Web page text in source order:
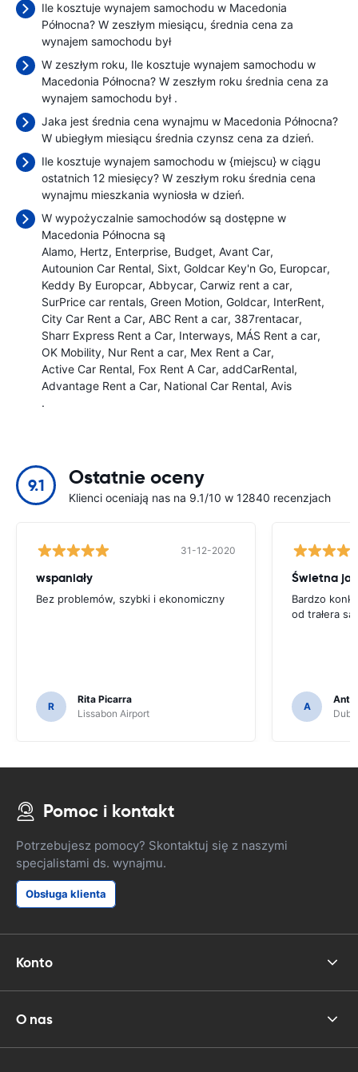
Ile kosztuje wynajem samochodu w Macedonia
Północna? W zeszłym miesiącu, średnia cena za
wynajem samochodu był
W zeszłym roku, Ile kosztuje wynajem samochodu w
Macedonia Północna? W zeszłym roku średnia cena za
wynajem samochodu był .
Jaka jest średnia cena wynajmu w Macedonia Północna?
W ubiegłym miesiącu średnia czynsz cena za dzień.
Ile kosztuje wynajem samochodu w {miejscu} w ciągu
ostatnich 12 miesięcy? W zeszłym roku średnia cena
wynajmu mieszkania wyniosła w dzień.
W wypożyczalnie samochodów są dostępne w
Macedonia Północna są
Alamo Hertz Enterprise Budget Avant Car
Autounion Car Rental Sixt Goldcar Key'n Go Europcar
Keddy By Europcar Abbycar Carwiz rent a car
SurPrice car rentals Green Motion Goldcar InterRent
City Car Rent a Car ABC Rent a car 387rentacar
Sharr Express Rent a Car Interways MÁS Rent a car
OK Mobility Nur Rent a car Mex Rent a Car
Active Car Rental Fox Rent A Car addCarRental
Advantage Rent a Car National Car Rental Avis
.
9.1 Ostatnie oceny
Klienci oceniają nas na 9.1/10 w 12840 recenzjach
31-12-2020
wspaniały
Bez problemów, szybki i ekonomiczny
R
Rita Picarra
Lissabon Airport
Świetna
Bardzo
od trałera
A
Pomoc i kontakt
Potrzebujesz pomocy? Skontaktuj się z naszymi
specjalistami ds. wynajmu.
Obsługa klienta
Konto
O nas